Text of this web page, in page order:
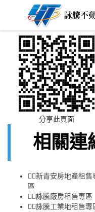
分享此頁面
相關連
👉🏻新青安房地產租售
區
👉🏻詠騰廠房租售專區
👉🏻詠騰工業地租售專